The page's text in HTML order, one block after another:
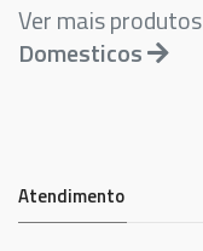
Ver mais
Domesticos
Atendimento